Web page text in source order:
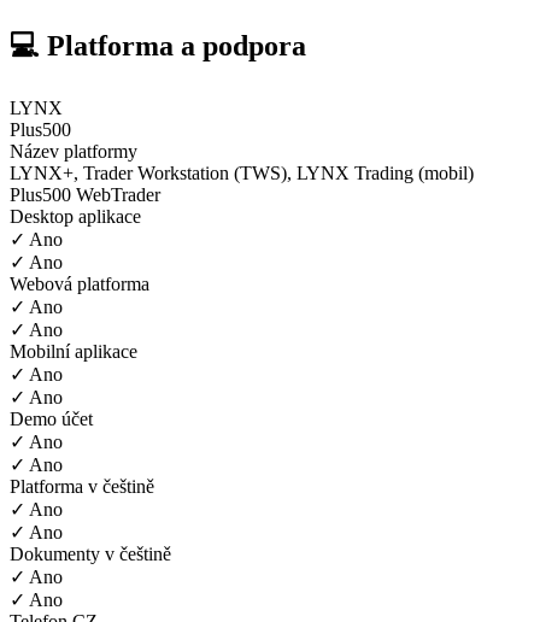
💻 Platforma a podpora
LYNX
Plus500
Název platformy
LYNX+, Trader Workstation (TWS), LYNX Trading (mobil)
Plus500 WebTrader
Desktop aplikace
✓ Ano
✓ Ano
Webová platforma
✓ Ano
✓ Ano
Mobilní aplikace
✓ Ano
✓ Ano
Demo účet
✓ Ano
✓ Ano
Platforma v češtině
✓ Ano
✓ Ano
Dokumenty v češtině
✓ Ano
✓ Ano